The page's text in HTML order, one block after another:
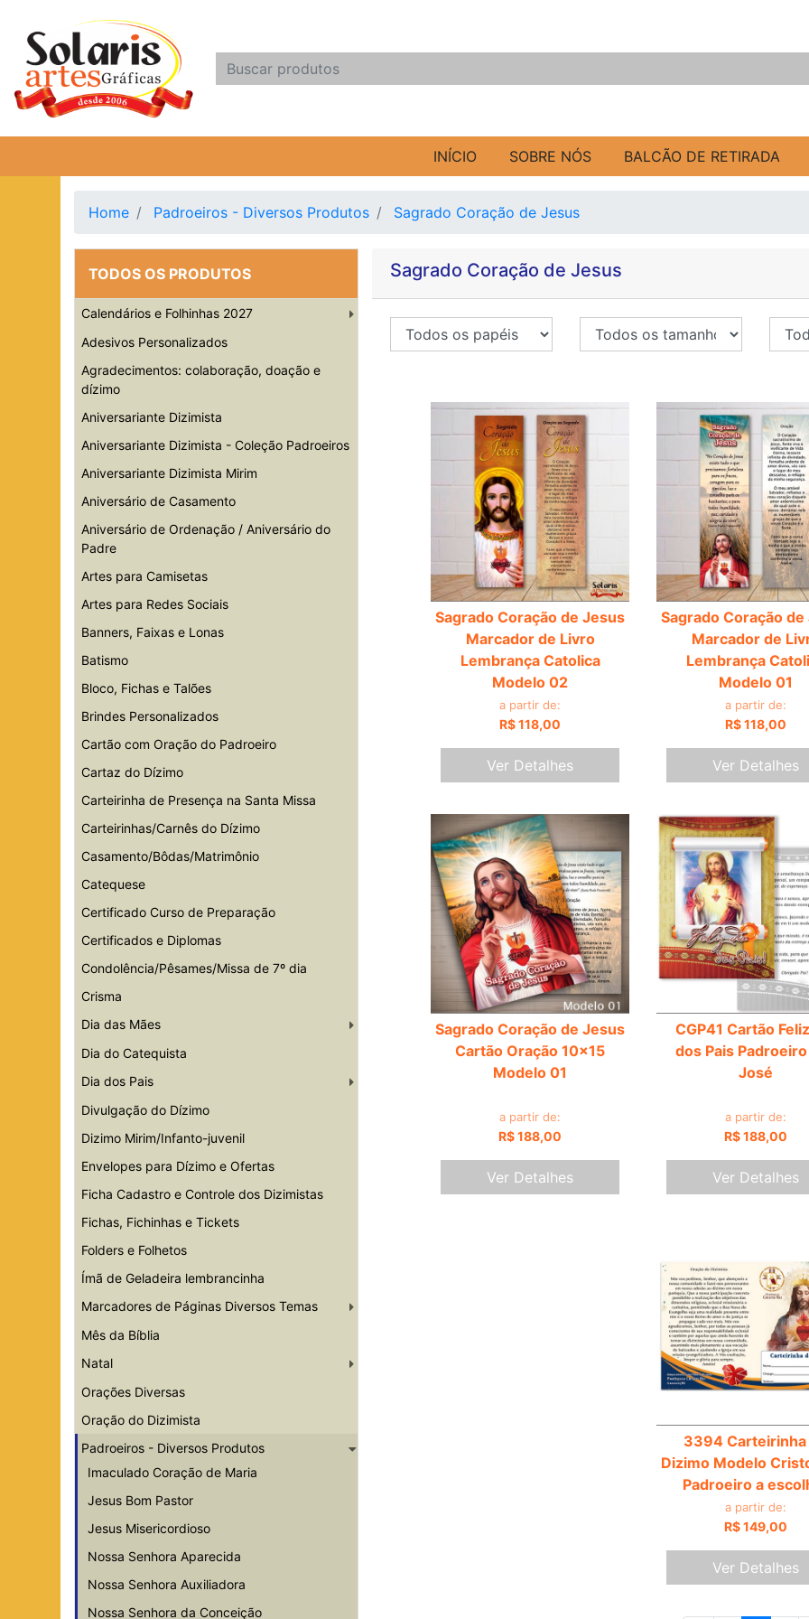
INÍCIO SOBRE NÓS BALCÃO DE RETIRADA
Home Padroeiros - Diversos Produtos Sagrado Coração de Jesus
TODOS OS PRODUTOS
Calendários e Folhinhas 2027
Adesivos Personalizados
Agradecimentos: colaboração, doação e
dízimo
Aniversariante Dizimista
Aniversariante Dizimista - Coleção Padroeiros
Aniversariante Dizimista Mirim
Aniversário de Casamento
Aniversário de Ordenação / Aniversário do
Padre
Artes para Camisetas
Artes para Redes Sociais
Banners, Faixas e Lonas
Batismo
Bloco, Fichas e Talões
Brindes Personalizados
Cartão com Oração do Padroeiro
Cartaz do Dízimo
Carteirinha de Presença na Santa Missa
Carteirinhas/Carnês do Dízimo
Casamento/Bôdas/Matrimônio
Catequese
Certificado Curso de Preparação
Certificados e Diplomas
Condolência/Pêsames/Missa de 7º dia
Crisma
Dia das Mães
Dia do Catequista
Dia dos Pais
Divulgação do Dízimo
Dizimo Mirim/Infanto-juvenil
Envelopes para Dízimo e Ofertas
Ficha Cadastro e Controle dos Dizimistas
Fichas, Fichinhas e Tickets
Folders e Folhetos
Ímã de Geladeira lembrancinha
Marcadores de Páginas Diversos Temas
Mês da Bíblia
Natal
Orações Diversas
Oração do Dizimista
Padroeiros - Diversos Produtos
Imaculado Coração de Maria
Jesus Bom Pastor
Jesus Misericordioso
Nossa Senhora Aparecida
Nossa Senhora Auxiliadora
Nossa Senhora da Conceição
Sagrado Coração de Jesus
Sagrado Coração de Jesus
Marcador de Livro
Lembrança Catolica
Modelo 02
a partir de:
R$ 118,00
Ver Detalhes
Sagrado Coração
Marcador de
Lembrança
Modelo 01
a partir de:
R$ 118,00
Ver Detalhes
Sagrado Coração de Jesus
Cartão Oração 10x15
Modelo 01
a partir de:
R$ 188,00
Ver Detalhes
CGP41 Cartão
dos Pais Padroeiro
José
a partir de:
R$ 188,00
Ver Detalhes
3394 Carteirinha
Dizimo Modelo
Padroeiro a
a partir de:
R$ 149,00
Ver Detalhes